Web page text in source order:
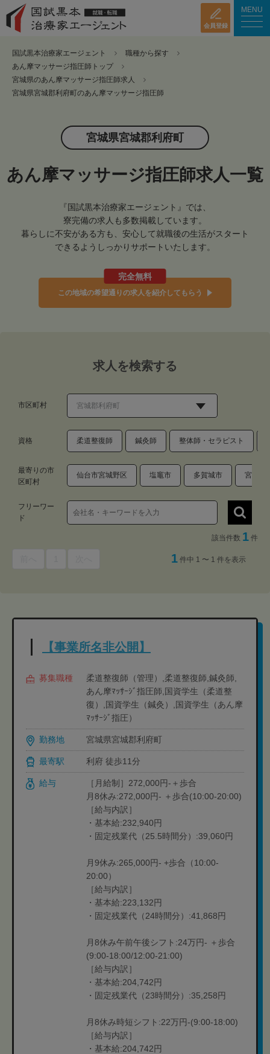
会員登録
MENU
国試黒本治療家エージェント
職種から探す
あん摩マッサージ指圧師トップ
宮城県のあん摩マッサージ指圧師求人
宮城県宮城郡利府町のあん摩マッサージ指圧師
宮城県宮城郡利府町
あん摩マッサージ指圧師求人一覧
『国試黒本治療家エージェント』では、
寮完備の求人も多数掲載しています。
暮らしに不安がある方も、安心して就職後の生活がスタート
できるようしっかりサポートいたします。
完全無料
この地域の希望通りの求人を紹介してもらう
求人を検索する
市区町村
資格 柔道整復師 鍼灸師 整体師・セラピスト
最寄りの市
区町村
仙台市宮城野区 塩竈市 多賀城市 宮城郡
フリーワー
ド
該当件数 1 件
1 件中 1 〜 1 件を表示
【事業所名非公開】
募集職種
柔道整復師（管理）,柔道整復師,鍼灸師,
あん摩ﾏｯｻｰｼﾞ指圧師,国資学生（柔道整
復）,国資学生（鍼灸）,国資学生（あん摩
ﾏｯｻｰｼﾞ指圧）
勤務地 宮城県宮城郡利府町
最寄駅 利府 徒歩11分
給与
［月給制］272,000円-＋歩合
月8休み:272,000円- ＋歩合(10:00-20:00)
［給与内訳］
・基本給:232,940円
・固定残業代（25.5時間分）:39,060円
月9休み:265,000円- +歩合（10:00-
20:00）
［給与内訳］
・基本給:223,132円
・固定残業代（24時間分）:41,868円
月8休み午前午後シフト:24万円- ＋歩合
(9:00-18:00/12:00-21:00)
［給与内訳］
・基本給:204,742円
・固定残業代（23時間分）:35,258円
月8休み時短シフト:22万円-(9:00-18:00)
［給与内訳］
・基本給:204,742円